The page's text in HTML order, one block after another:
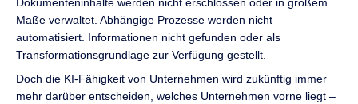
Maße verwaltet. Abhängige Prozesse werden nicht
automatisiert. Informationen nicht gefunden oder als
Transformationsgrundlage zur Verfügung gestellt.
Doch die KI-Fähigkeit von Unternehmen wird zukünftig immer
mehr darüber entscheiden, welches Unternehmen vorne liegt –